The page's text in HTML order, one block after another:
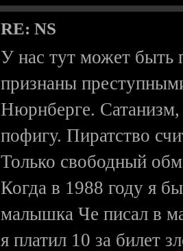
RE: NS
У нас тут может быть
признаны
Нюрнберге. Сатанизм,
пофигу. Пиратство
Только свободный
Когда в 1988 году я
малышка Че писал в
я платил 10 за